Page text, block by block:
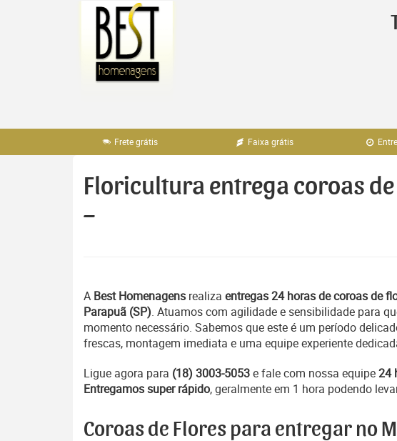
Frete grátis Faixa grátis
Floricultura entrega coroas
–
A Best Homenagens realiza entregas 24 horas de coroas de
Parapuã (SP). Atuamos com agilidade e sensibilidade para
momento necessário. Sabemos que este é um período
frescas, montagem imediata e uma equipe experiente
Ligue agora para (18) 3003-5053e fale com nossa equipe24
Entregamos super rápido, geralmente em 1 hora podendo
Coroas de Flores para entregar no